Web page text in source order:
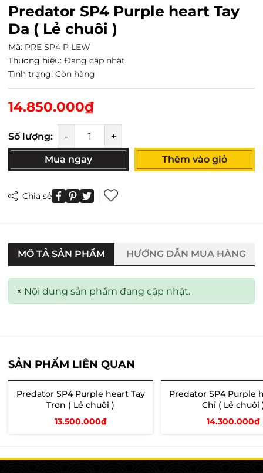
Predator SP4 Purple heart Tay
Da ( Lẻ chuôi )
Mã: PRE SP4 P LEW
Thương hiệu: Đang cập nhật
Tình trạng: Còn hàng
14.850.000₫
Số lượng: - +
Mua ngay Thêm vào giỏ
Chia sẻ
MÔ TẢ SẢN PHẨM HƯỚNG DẪN MUA HÀNG
× Nội dung sản phẩm đang cập nhật.
SẢN PHẨM LIÊN QUAN
Predator SP4 Purple heart Tay
Trơn ( Lẻ chuôi )
13.500.000₫
Predator SP4 Purple
Chỉ ( Lẻ chuôi
14.300.000₫